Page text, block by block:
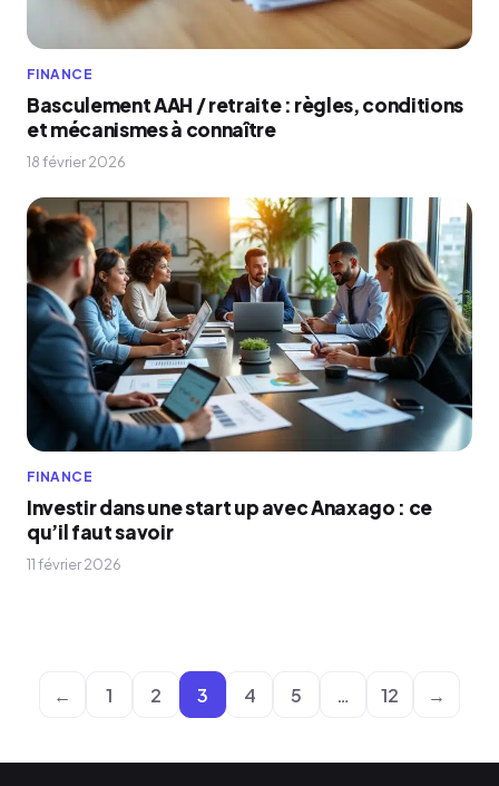
FINANCE
Basculement AAH / retraite : règles, conditions
et mécanismes à connaître
18 février 2026
FINANCE
Investir dans une start up avec Anaxago : ce
qu’il faut savoir
11 février 2026
← 1 2 3 4 5 … 12 →